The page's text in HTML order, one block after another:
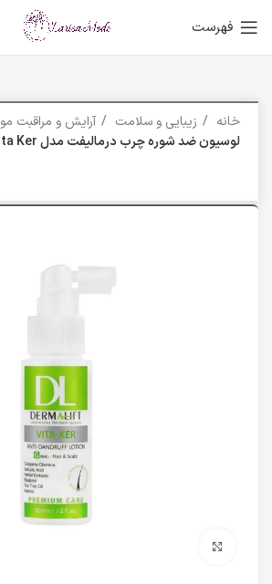
فهرست
خانه زیبایی و سلامت
آرایش و مراقبت مو
لوسیون ضد شوره چرب درمالیفت مدل Vita Ker حجم 60 میلی لیتر